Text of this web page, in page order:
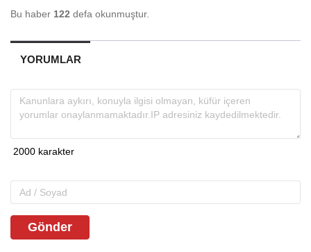
Bu haber 122 defa okunmuştur.
YORUMLAR
Gönder